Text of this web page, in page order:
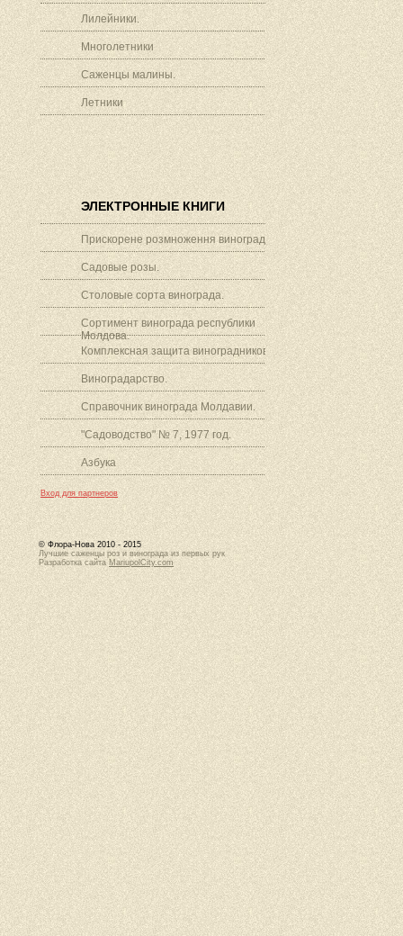
Лилейники.
Многолетники
Саженцы малины.
Летники
ЭЛЕКТРОННЫЕ КНИГИ
Прискорене розмноження винограду.
Садовые розы.
Столовые сорта винограда.
Сортимент винограда республики
Молдова.
Комплексная защита виноградников.
Виноградарство.
Справочник винограда Молдавии.
"Садоводство" № 7, 1977 год.
Азбука
Вход для партнеров
© Флора-Нова 2010 - 2015
Лучшие саженцы роз и винограда из первых рук
Разработка сайта MariupolCity.com